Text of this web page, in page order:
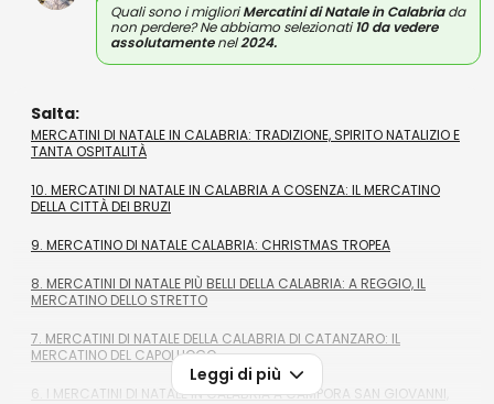
Quali sono i miglioriMercatini di Natale in Calabriada
non perdere? Ne abbiamo selezionati10 da vedere
assolutamentenel2024.
Salta:
MERCATINI DI NATALE IN CALABRIA: TRADIZIONE, SPIRITO NATALIZIO E
TANTA OSPITALITÀ
10. MERCATINI DI NATALE IN CALABRIA A COSENZA: IL MERCATINO
DELLA CITTÀ DEI BRUZI
9. MERCATINO DI NATALE CALABRIA: CHRISTMAS TROPEA
8. MERCATINI DI NATALE PIÙ BELLI DELLA CALABRIA: A REGGIO, IL
MERCATINO DELLO STRETTO
7. MERCATINI DI NATALE DELLA CALABRIA DI CATANZARO: IL
MERCATINO DEL CAPOLUOGO
6. I MERCATINI DI NATALE IN CALABRIA A CAMPORA SAN GIOVANNI,
Leggi di più